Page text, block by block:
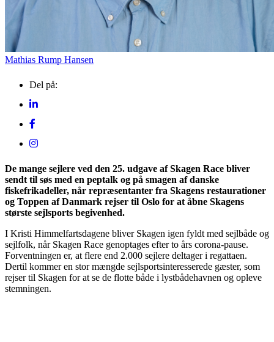
Mathias Rump Hansen
Del på:
De mange sejlere ved den 25. udgave af Skagen Race bliver
sendt til søs med en peptalk og på smagen af danske
fiskefrikadeller, når repræsentanter fra Skagens restaurationer
og Toppen af Danmark rejser til Oslo for at åbne Skagens
største sejlsports begivenhed.
I Kristi Himmelfartsdagene bliver Skagen igen fyldt med sejlbåde og
sejlfolk, når Skagen Race genoptages efter to års corona-pause.
Forventningen er, at flere end 2.000 sejlere deltager i regattaen.
Dertil kommer en stor mængde sejlsportsinteresserede gæster, som
rejser til Skagen for at se de flotte både i lystbådehavnen og opleve
stemningen.